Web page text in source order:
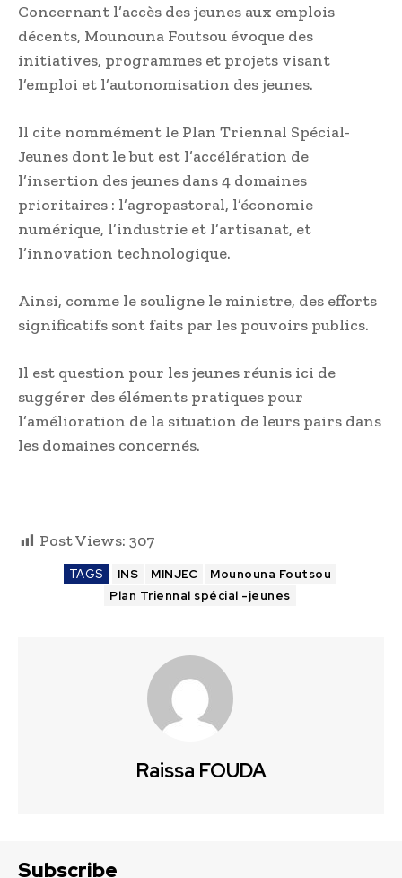
Concernant l’accès des jeunes aux emplois
décents, Mounouna Foutsou évoque des
initiatives, programmes et projets visant
l’emploi et l’autonomisation des jeunes.
Il cite nommément le Plan Triennal Spécial-
Jeunes dont le but est l’accélération de
l’insertion des jeunes dans 4 domaines
prioritaires : l’agropastoral, l’économie
numérique, l’industrie et l’artisanat, et
l’innovation technologique.
Ainsi, comme le souligne le ministre, des efforts
significatifs sont faits par les pouvoirs publics.
Il est question pour les jeunes réunis ici de
suggérer des éléments pratiques pour
l’amélioration de la situation de leurs pairs dans
les domaines concernés.
Post Views: 307
TAGS INS MINJEC
Mounouna Foutsou
Plan Triennal spécial -jeunes
Raissa FOUDA
Subscribe